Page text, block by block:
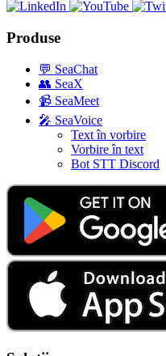
Produse
💬 SeaChat
👥 SeaX
📹 SeaMeet
🎤 SeaVoice
Text în vorbire
Vorbire în text
Bot STT Discord